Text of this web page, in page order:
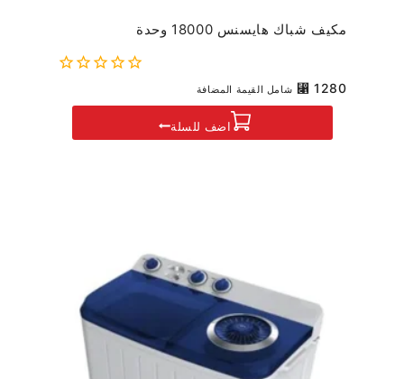
مكيف شباك هايسنس 18000 وحدة
⃁ 1280 شامل القيمة المضافة
اضف للسلة